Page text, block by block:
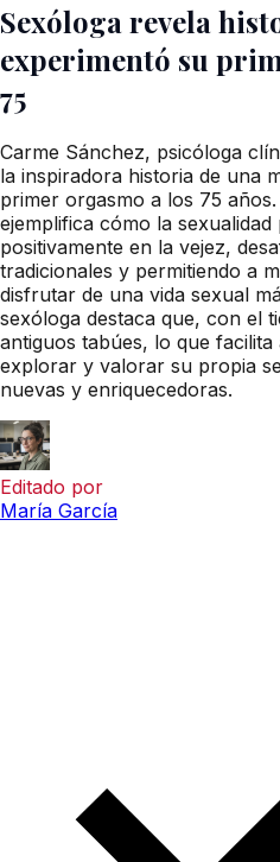
Sexóloga revela
experimentó su
75
Carme Sánchez, psicóloga
la inspiradora historia de una
primer orgasmo a los 75
ejemplifica cómo la
positivamente en la vejez,
tradicionales y permitiendo a
disfrutar de una vida sexual
sexóloga destaca que, con el
antiguos tabúes, lo que
explorar y valorar su propia
nuevas y enriquecedoras.
Editado por
María García